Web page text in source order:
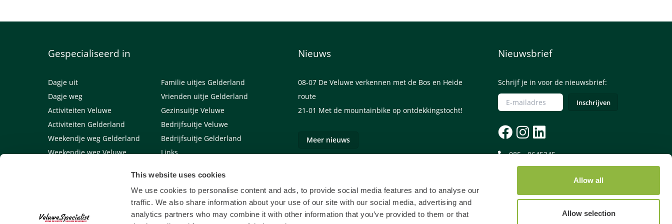
This website uses cookies
We use cookies to personalise content and ads, to provide social media features and to analyse our
traffic. We also share information about your use of our site with our social media, advertising and
analytics partners who may combine it with other information that you’ve provided to them or that
Allow all
Allow selection
Gespecialiseerd in
Dagje uit
Dagje weg
Activiteiten Veluwe
Activiteiten Gelderland
Weekendje weg Gelderland
Weekendje weg Veluwe
Familie uitjes Gelderland
Vrienden uitje Gelderland
Gezinsuitje Veluwe
Bedrijfsuitje Veluwe
Bedrijfsuitje Gelderland
Links
Nieuws
08-07 De Veluwe verkennen met de Bos en Heide
route
21-01 Met de mountainbike op ontdekkingstocht!
Meer nieuws
Nieuwsbrief
Schrijf je in voor de nieuwsbrief:
085 - 0645245
betaal je €4,50 reserveringskosten.